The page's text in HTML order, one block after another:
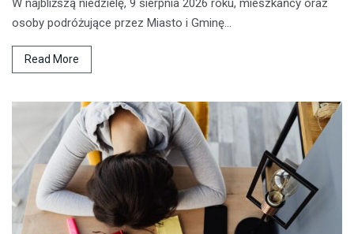
W najbliższą niedzielę, 9 sierpnia 2026 roku, mieszkańcy oraz
osoby podróżujące przez Miasto i Gminę…
Read More